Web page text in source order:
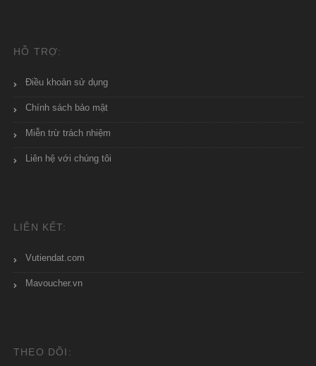
HỖ TRỢ:
Điều khoản sử dụng
Chính sách bảo mật
Miễn trừ trách nhiệm
Liên hệ với chúng tôi
LIÊN KẾT:
Vutiendat.com
Mavoucher.vn
THEO DÕI: